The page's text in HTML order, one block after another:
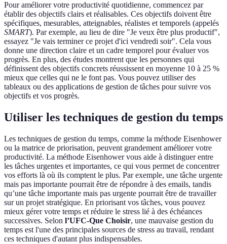
Pour améliorer votre productivité quotidienne, commencez par
établir des objectifs clairs et réalisables. Ces objectifs doivent être
spécifiques, mesurables, atteignables, réalistes et temporels (appelés
SMART). Par exemple, au lieu de dire "Je veux être plus productif",
essayez "Je vais terminer ce projet d'ici vendredi soir". Cela vous
donne une direction claire et un cadre temporel pour évaluer vos
progrès. En plus, des études montrent que les personnes qui
définissent des objectifs concrets réussissent en moyenne 10 à 25 %
mieux que celles qui ne le font pas. Vous pouvez utiliser des
tableaux ou des applications de gestion de tâches pour suivre vos
objectifs et vos progrès.
Utiliser les techniques de gestion du temps
Les techniques de gestion du temps, comme la méthode Eisenhower
ou la matrice de priorisation, peuvent grandement améliorer votre
productivité. La méthode Eisenhower vous aide à distinguer entre
les tâches urgentes et importantes, ce qui vous permet de concentrer
vos efforts là où ils comptent le plus. Par exemple, une tâche urgente
mais pas importante pourrait être de répondre à des emails, tandis
qu’une tâche importante mais pas urgente pourrait être de travailler
sur un projet stratégique. En priorisant vos tâches, vous pouvez
mieux gérer votre temps et réduire le stress lié à des échéances
successives. Selon l’UFC-Que Choisir, une mauvaise gestion du
temps est l'une des principales sources de stress au travail, rendant
ces techniques d'autant plus indispensables.